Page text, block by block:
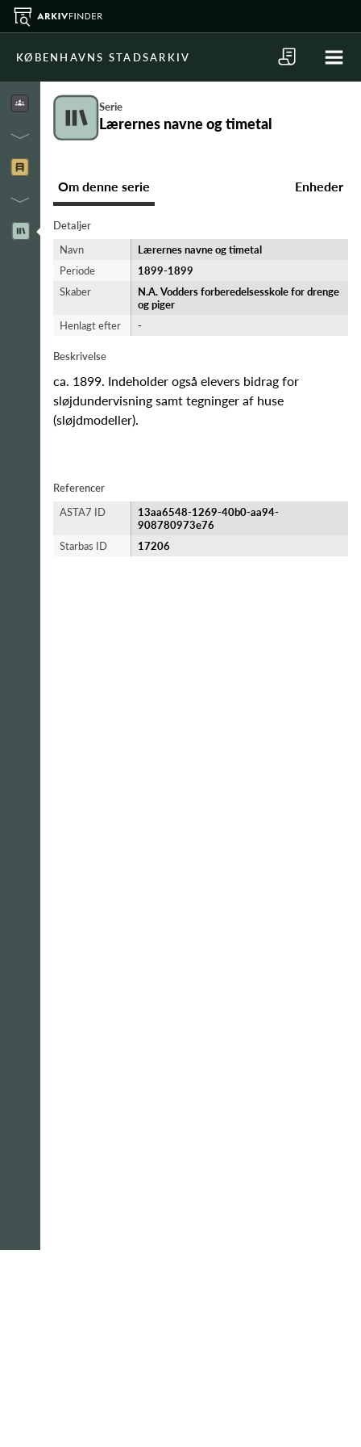
KØBENHAVNS STADSARKIV
Serie
Lærernes navne og timetal
Om denne serie Enheder
Detaljer
Navn
Lærernes navne og timetal
Periode
1899-​1899
Skaber
N.A. Vodders forberedelsesskole for drenge
og piger
Henlagt efter
-
Beskrivelse
ca. 1899. Indeholder også elevers bidrag for
sløjdundervisning samt tegninger af huse
(sløjdmodeller).
Referencer
ASTA7 ID
13aa6548-1269-40b0-aa94-
908780973e76
Starbas ID
17206